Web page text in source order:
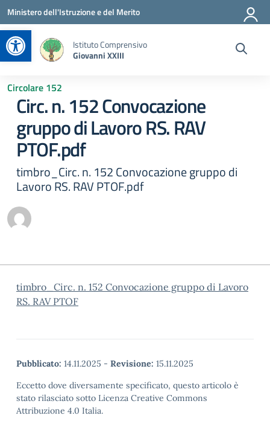
Apri la barra degli strumenti
Vai ai contenuti
Vai al menu di navigazione
Vai al footer
Ministero dell'Istruzione e del Merito
Istituto Comprensivo
Giovanni XXIII
Circolare 152
Circ. n. 152 Convocazione
gruppo di Lavoro RS. RAV
PTOF.pdf
timbro_Circ. n. 152 Convocazione gruppo di
Lavoro RS. RAV PTOF.pdf
timbro_Circ. n. 152 Convocazione gruppo di Lavoro
RS. RAV PTOF
Pubblicato: 14.11.2025 - Revisione: 15.11.2025
Eccetto dove diversamente specificato, questo articolo è
stato rilasciato sotto Licenza Creative Commons
Attribuzione 4.0 Italia.